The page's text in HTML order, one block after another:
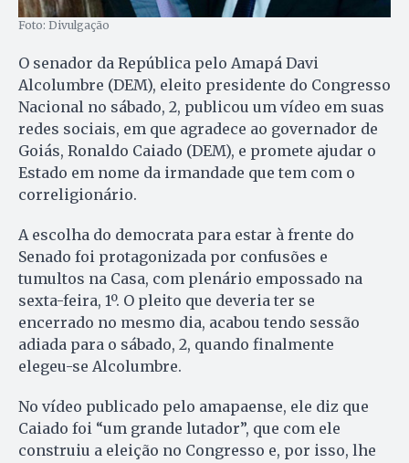
Foto: Divulgação
O senador da República pelo Amapá Davi
Alcolumbre (DEM), eleito presidente do Congresso
Nacional no sábado, 2, publicou um vídeo em suas
redes sociais, em que agradece ao governador de
Goiás, Ronaldo Caiado (DEM), e promete ajudar o
Estado em nome da irmandade que tem com o
correligionário.
A escolha do democrata para estar à frente do
Senado foi protagonizada por confusões e
tumultos na Casa, com plenário empossado na
sexta-feira, 1º. O pleito que deveria ter se
encerrado no mesmo dia, acabou tendo sessão
adiada para o sábado, 2, quando finalmente
elegeu-se Alcolumbre.
No vídeo publicado pelo amapaense, ele diz que
Caiado foi “um grande lutador”, que com ele
construiu a eleição no Congresso e, por isso, lhe